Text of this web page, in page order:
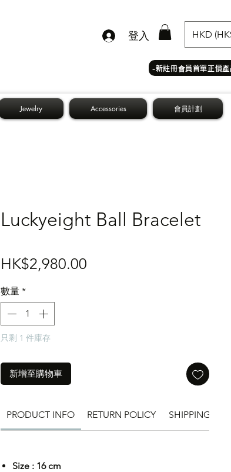
登入 HKD
​-新註冊會員首單正價
Jewelry Accessories 會員計劃
Luckyeight Ball Bracelet
HK$2,980.00價
數量 *
只剩 1 件庫存
新增至購物車
PRODUCT INFO RETURN POLICY SHIPPING INFO
Size : 16 cm